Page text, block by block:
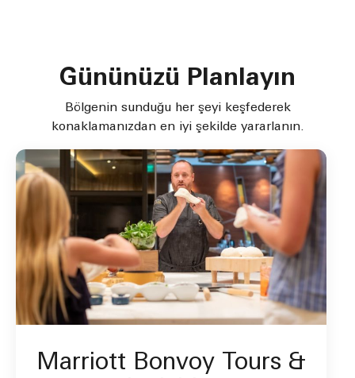
Gününüzü Planlayın
Bölgenin sunduğu her şeyi keşfederek
konaklamanızdan en iyi şekilde yararlanın.
Marriott Bonvoy Tours &